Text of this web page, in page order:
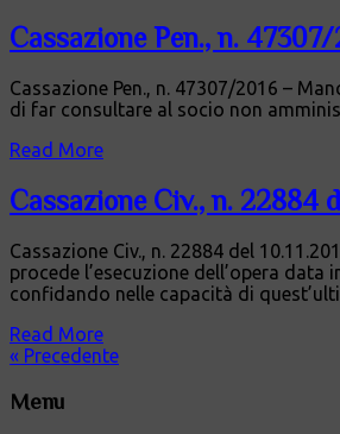
Cassazione Pen., n. 47307/
Cassazione Pen., n. 47307/2016 –
di far consultare al socio non
Read More
Cassazione Civ., n. 22884
Cassazione Civ., n. 22884 del
procede l’esecuzione dell’opera
confidando nelle capacità di
Read More
« Precedente
Menu